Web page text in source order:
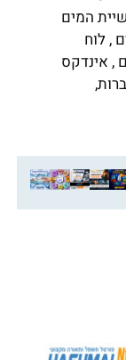
המים
, לוח
, אינדקס